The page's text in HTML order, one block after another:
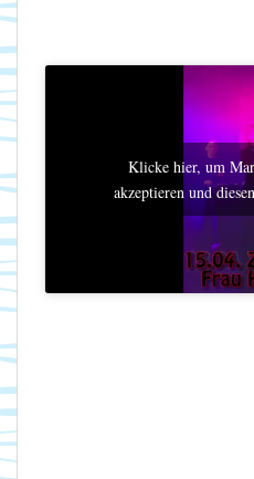
Klicke hier, um
akzeptieren und